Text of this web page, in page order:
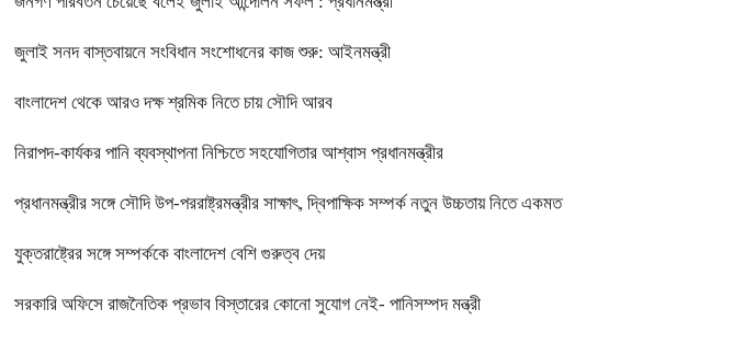
জুলাই সনদ বাস্তবায়নে সংবিধান সংশোধনের কাজ শুরু: আইনমন্ত্রী
বাংলাদেশ থেকে আরও দক্ষ শ্রমিক নিতে চায় সৌদি আরব
নিরাপদ-কার্যকর পানি ব্যবস্থাপনা নিশ্চিতে সহযোগিতার আশ্বাস প্রধানমন্ত্রীর
প্রধানমন্ত্রীর সঙ্গে সৌদি উপ-পররাষ্ট্রমন্ত্রীর সাক্ষাৎ, দ্বিপাক্ষিক সম্পর্ক নতুন উচ্চতায় নিতে একমত
যুক্তরাষ্ট্রের সঙ্গে সম্পর্ককে বাংলাদেশ বেশি গুরুত্ব দেয়
সরকারি অফিসে রাজনৈতিক প্রভাব বিস্তারের কোনো সুযোগ নেই- পানিসম্পদ মন্ত্রী